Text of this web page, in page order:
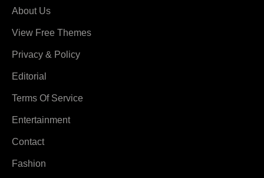
About Us
View Free Themes
Privacy & Policy
Editorial
Terms Of Service
Entertainment
Contact
Fashion